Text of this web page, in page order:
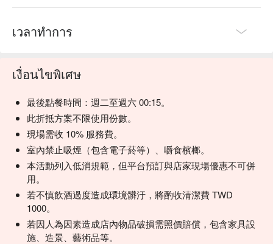
เวลาทำการ
เงื่อนไขพิเศษ
最後點餐時間：週二至週六 00:15。
此折抵方案不限使用份數。
現場需收 10% 服務費。
室內禁止吸煙（包含電子菸等）、嚼食檳榔。
本活動列入低消規範，但平台預訂與店家現場優惠不可併
用。
若不慎飲酒過度造成環境髒汙，將酌收清潔費 TWD
1000。
若因人為因素造成店內物品破損需照價賠償，包含家具設
施、造景、藝術品等。